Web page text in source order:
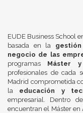
EUDE Business School
basada en la
negocio de las
programas Máster y
profesionales de cada
Madrid comprometida
la educación y
empresarial. Dentro
encuentran el Máster